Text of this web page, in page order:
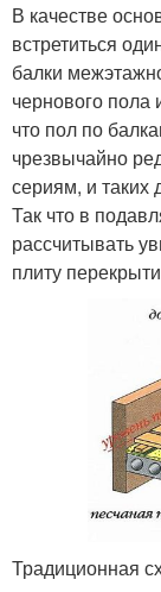
В качестве
встретиться
балки
чернового пола
что пол по
чрезвычайно
сериям, и таких
Так что в
рассчитывать
плиту
Традиционная